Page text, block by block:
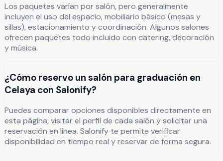
Los paquetes varían por salón, pero generalmente
incluyen el uso del espacio, mobiliario básico (mesas y
sillas), estacionamiento y coordinación. Algunos salones
ofrecen paquetes todo incluido con catering, decoración
y música.
¿Cómo reservo un salón para graduación en
Celaya con Salonify?
Puedes comparar opciones disponibles directamente en
esta página, visitar el perfil de cada salón y solicitar una
reservación en línea. Salonify te permite verificar
disponibilidad en tiempo real y reservar de forma segura.